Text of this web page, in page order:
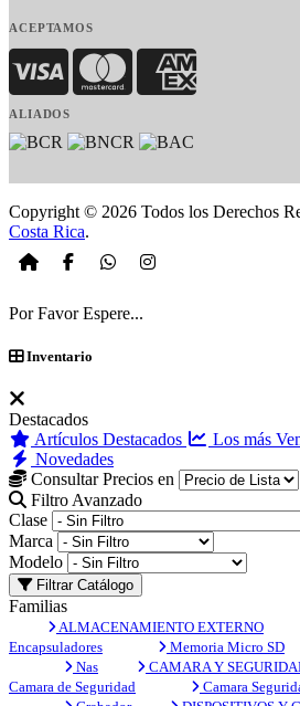
ACEPTAMOS
Visa MasterCardAmerican
ALIADOS
Copyright © 2026 Todos los Derechos
Costa Rica.
Por Favor Espere...
Inventario
Destacados
Artículos Destacados
Los más
Novedades
Consultar Precios en
Filtro Avanzado
Clase
Marca
Modelo
Filtrar Catálogo
Familias
ALMACENAMIENTO EXTERNO
Encapsuladores
Memoria Micro SD
Nas
CAMARA Y
Camara de Seguridad
Camara